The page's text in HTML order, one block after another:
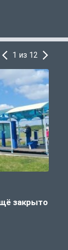
1 из 12
закрыто